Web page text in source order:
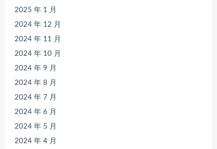
2025 年 1 月
2024 年 12 月
2024 年 11 月
2024 年 10 月
2024 年 9 月
2024 年 8 月
2024 年 7 月
2024 年 6 月
2024 年 5 月
2024 年 4 月